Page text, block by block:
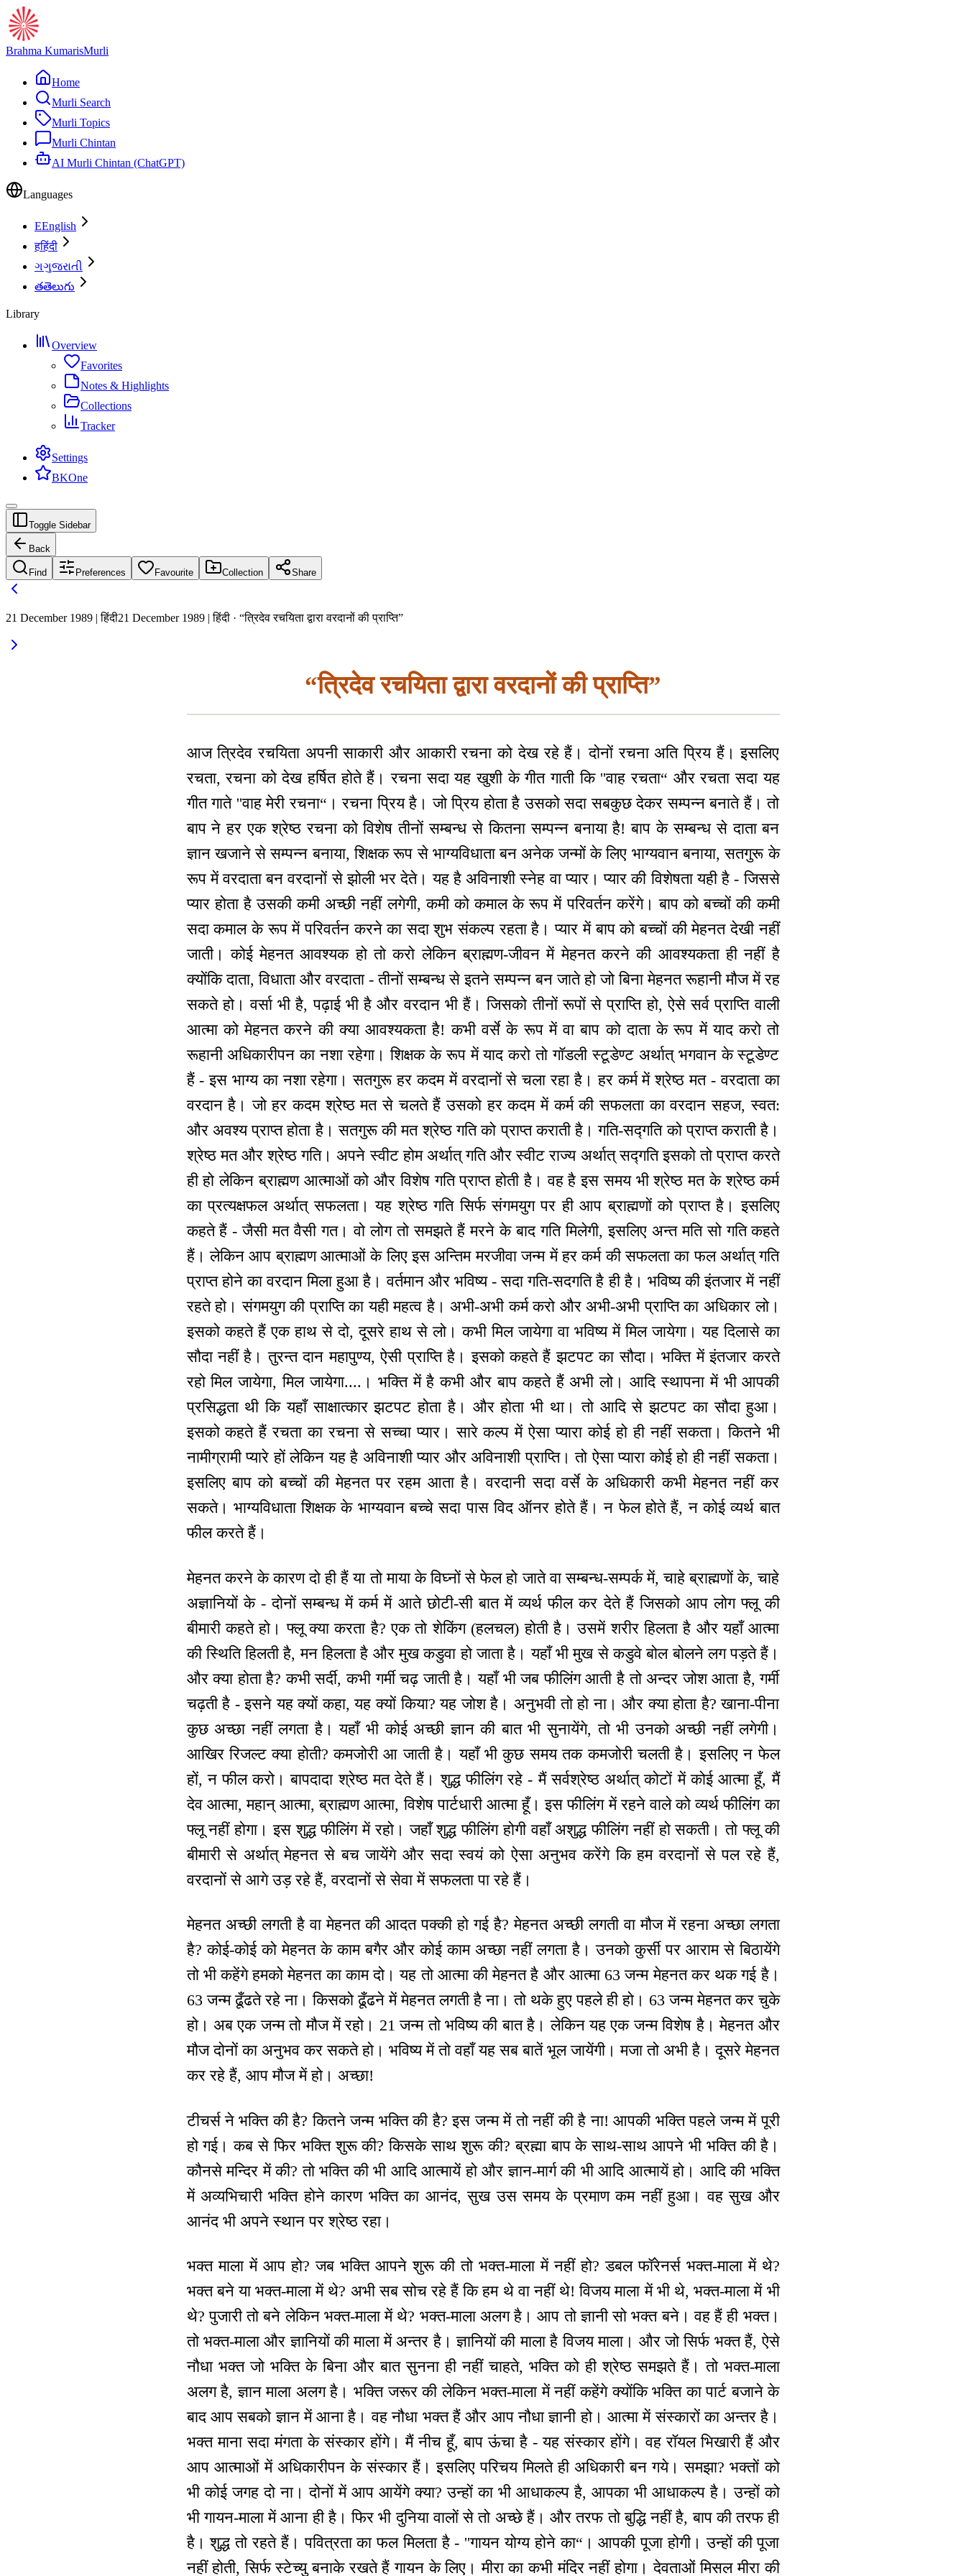
Brahma KumarisMurli
Home
Murli Search
Murli Topics
Murli Chintan
AI Murli Chintan (ChatGPT)
Languages
EEnglish
हहिंदी
ગગુજરાતી
తతెలుగు
Library
Overview
Favorites
Notes & Highlights
Collections
Tracker
Settings
BKOne
Toggle Sidebar
Back
Find Preferences Favourite Collection Share
21 December 1989 | हिंदी21 December 1989 | हिंदी · “त्रिदेव रचयिता द्वारा वरदानों की प्राप्ति”
“त्रिदेव रचयिता द्वारा वरदानों की प्राप्ति”
आज त्रिदेव रचयिता अपनी साकारी और आकारी रचना को देख रहे हैं। दोनों रचना अति प्रिय हैं। इसलिए
रचता, रचना को देख हर्षित होते हैं। रचना सदा यह खुशी के गीत गाती कि ''वाह रचता“ और रचता सदा यह
गीत गाते ''वाह मेरी रचना“। रचना प्रिय है। जो प्रिय होता है उसको सदा सबकुछ देकर सम्पन्न बनाते हैं। तो
बाप ने हर एक श्रेष्ठ रचना को विशेष तीनों सम्बन्ध से कितना सम्पन्न बनाया है! बाप के सम्बन्ध से दाता बन
ज्ञान खजाने से सम्पन्न बनाया, शिक्षक रूप से भाग्यविधाता बन अनेक जन्मों के लिए भाग्यवान बनाया, सतगुरू के
रूप में वरदाता बन वरदानों से झोली भर देते। यह है अविनाशी स्नेह वा प्यार। प्यार की विशेषता यही है - जिससे
प्यार होता है उसकी कमी अच्छी नहीं लगेगी, कमी को कमाल के रूप में परिवर्तन करेंगे। बाप को बच्चों की कमी
सदा कमाल के रूप में परिवर्तन करने का सदा शुभ संकल्प रहता है। प्यार में बाप को बच्चों की मेहनत देखी नहीं
जाती। कोई मेहनत आवश्यक हो तो करो लेकिन ब्राह्मण-जीवन में मेहनत करने की आवश्यकता ही नहीं है
क्योंकि दाता, विधाता और वरदाता - तीनों सम्बन्ध से इतने सम्पन्न बन जाते हो जो बिना मेहनत रूहानी मौज में रह
सकते हो। वर्सा भी है, पढ़ाई भी है और वरदान भी हैं। जिसको तीनों रूपों से प्राप्ति हो, ऐसे सर्व प्राप्ति वाली
आत्मा को मेहनत करने की क्या आवश्यकता है! कभी वर्से के रूप में वा बाप को दाता के रूप में याद करो तो
रूहानी अधिकारीपन का नशा रहेगा। शिक्षक के रूप में याद करो तो गॉडली स्टूडेण्ट अर्थात् भगवान के स्टूडेण्ट
हैं - इस भाग्य का नशा रहेगा। सतगुरू हर कदम में वरदानों से चला रहा है। हर कर्म में श्रेष्ठ मत - वरदाता का
वरदान है। जो हर कदम श्रेष्ठ मत से चलते हैं उसको हर कदम में कर्म की सफलता का वरदान सहज, स्वत:
और अवश्य प्राप्त होता है। सतगुरू की मत श्रेष्ठ गति को प्राप्त कराती है। गति-सद्गति को प्राप्त कराती है।
श्रेष्ठ मत और श्रेष्ठ गति। अपने स्वीट होम अर्थात् गति और स्वीट राज्य अर्थात् सद्गति इसको तो प्राप्त करते
ही हो लेकिन ब्राह्मण आत्माओं को और विशेष गति प्राप्त होती है। वह है इस समय भी श्रेष्ठ मत के श्रेष्ठ कर्म
का प्रत्यक्षफल अर्थात् सफलता। यह श्रेष्ठ गति सिर्फ संगमयुग पर ही आप ब्राह्मणों को प्राप्त है। इसलिए
कहते हैं - जैसी मत वैसी गत। वो लोग तो समझते हैं मरने के बाद गति मिलेगी, इसलिए अन्त मति सो गति कहते
हैं। लेकिन आप ब्राह्मण आत्माओं के लिए इस अन्तिम मरजीवा जन्म में हर कर्म की सफलता का फल अर्थात् गति
प्राप्त होने का वरदान मिला हुआ है। वर्तमान और भविष्य - सदा गति-सदगति है ही है। भविष्य की इंतजार में नहीं
रहते हो। संगमयुग की प्राप्ति का यही महत्व है। अभी-अभी कर्म करो और अभी-अभी प्राप्ति का अधिकार लो।
इसको कहते हैं एक हाथ से दो, दूसरे हाथ से लो। कभी मिल जायेगा वा भविष्य में मिल जायेगा। यह दिलासे का
सौदा नहीं है। तुरन्त दान महापुण्य, ऐसी प्राप्ति है। इसको कहते हैं झटपट का सौदा। भक्ति में इंतजार करते
रहो मिल जायेगा, मिल जायेगा....। भक्ति में है कभी और बाप कहते हैं अभी लो। आदि स्थापना में भी आपकी
प्रसिद्धता थी कि यहाँ साक्षात्कार झटपट होता है। और होता भी था। तो आदि से झटपट का सौदा हुआ।
इसको कहते हैं रचता का रचना से सच्चा प्यार। सारे कल्प में ऐसा प्यारा कोई हो ही नहीं सकता। कितने भी
नामीग्रामी प्यारे हों लेकिन यह है अविनाशी प्यार और अविनाशी प्राप्ति। तो ऐसा प्यारा कोई हो ही नहीं सकता।
इसलिए बाप को बच्चों की मेहनत पर रहम आता है। वरदानी सदा वर्से के अधिकारी कभी मेहनत नहीं कर
सकते। भाग्यविधाता शिक्षक के भाग्यवान बच्चे सदा पास विद ऑनर होते हैं। न फेल होते हैं, न कोई व्यर्थ बात
फील करते हैं।
मेहनत करने के कारण दो ही हैं या तो माया के विघ्नों से फेल हो जाते वा सम्बन्ध-सम्पर्क में, चाहे ब्राह्मणों के, चाहे
अज्ञानियों के - दोनों सम्बन्ध में कर्म में आते छोटी-सी बात में व्यर्थ फील कर देते हैं जिसको आप लोग फ्लू की
बीमारी कहते हो। फ्लू क्या करता है? एक तो शेकिंग (हलचल) होती है। उसमें शरीर हिलता है और यहाँ आत्मा
की स्थिति हिलती है, मन हिलता है और मुख कडुवा हो जाता है। यहाँ भी मुख से कडुवे बोल बोलने लग पड़ते हैं।
और क्या होता है? कभी सर्दी, कभी गर्मी चढ़ जाती है। यहाँ भी जब फीलिंग आती है तो अन्दर जोश आता है, गर्मी
चढ़ती है - इसने यह क्यों कहा, यह क्यों किया? यह जोश है। अनुभवी तो हो ना। और क्या होता है? खाना-पीना
कुछ अच्छा नहीं लगता है। यहाँ भी कोई अच्छी ज्ञान की बात भी सुनायेंगे, तो भी उनको अच्छी नहीं लगेगी।
आखिर रिजल्ट क्या होती? कमजोरी आ जाती है। यहाँ भी कुछ समय तक कमजोरी चलती है। इसलिए न फेल
हों, न फील करो। बापदादा श्रेष्ठ मत देते हैं। शुद्ध फीलिंग रहे - मैं सर्वश्रेष्ठ अर्थात् कोटों में कोई आत्मा हूँ, मैं
देव आत्मा, महान् आत्मा, ब्राह्मण आत्मा, विशेष पार्टधारी आत्मा हूँ। इस फीलिंग में रहने वाले को व्यर्थ फीलिंग का
फ्लू नहीं होगा। इस शुद्ध फीलिंग में रहो। जहाँ शुद्ध फीलिंग होगी वहाँ अशुद्ध फीलिंग नहीं हो सकती। तो फ्लू की
बीमारी से अर्थात् मेहनत से बच जायेंगे और सदा स्वयं को ऐसा अनुभव करेंगे कि हम वरदानों से पल रहे हैं,
वरदानों से आगे उड़ रहे हैं, वरदानों से सेवा में सफलता पा रहे हैं।
मेहनत अच्छी लगती है वा मेहनत की आदत पक्की हो गई है? मेहनत अच्छी लगती वा मौज में रहना अच्छा लगता
है? कोई-कोई को मेहनत के काम बगैर और कोई काम अच्छा नहीं लगता है। उनको कुर्सी पर आराम से बिठायेंगे
तो भी कहेंगे हमको मेहनत का काम दो। यह तो आत्मा की मेहनत है और आत्मा 63 जन्म मेहनत कर थक गई है।
63 जन्म ढूँढते रहे ना। किसको ढूँढने में मेहनत लगती है ना। तो थके हुए पहले ही हो। 63 जन्म मेहनत कर चुके
हो। अब एक जन्म तो मौज में रहो। 21 जन्म तो भविष्य की बात है। लेकिन यह एक जन्म विशेष है। मेहनत और
मौज दोनों का अनुभव कर सकते हो। भविष्य में तो वहाँ यह सब बातें भूल जायेंगी। मजा तो अभी है। दूसरे मेहनत
कर रहे हैं, आप मौज में हो। अच्छा!
टीचर्स ने भक्ति की है? कितने जन्म भक्ति की है? इस जन्म में तो नहीं की है ना! आपकी भक्ति पहले जन्म में पूरी
हो गई। कब से फिर भक्ति शुरू की? किसके साथ शुरू की? ब्रह्मा बाप के साथ-साथ आपने भी भक्ति की है।
कौनसे मन्दिर में की? तो भक्ति की भी आदि आत्मायें हो और ज्ञान-मार्ग की भी आदि आत्मायें हो। आदि की भक्ति
में अव्यभिचारी भक्ति होने कारण भक्ति का आनंद, सुख उस समय के प्रमाण कम नहीं हुआ। वह सुख और
आनंद भी अपने स्थान पर श्रेष्ठ रहा।
भक्त माला में आप हो? जब भक्ति आपने शुरू की तो भक्त-माला में नहीं हो? डबल फॉरेनर्स भक्त-माला में थे?
भक्त बने या भक्त-माला में थे? अभी सब सोच रहे हैं कि हम थे वा नहीं थे! विजय माला में भी थे, भक्त-माला में भी
थे? पुजारी तो बने लेकिन भक्त-माला में थे? भक्त-माला अलग है। आप तो ज्ञानी सो भक्त बने। वह हैं ही भक्त।
तो भक्त-माला और ज्ञानियों की माला में अन्तर है। ज्ञानियों की माला है विजय माला। और जो सिर्फ भक्त हैं, ऐसे
नौधा भक्त जो भक्ति के बिना और बात सुनना ही नहीं चाहते, भक्ति को ही श्रेष्ठ समझते हैं। तो भक्त-माला
अलग है, ज्ञान माला अलग है। भक्ति जरूर की लेकिन भक्त-माला में नहीं कहेंगे क्योंकि भक्ति का पार्ट बजाने के
बाद आप सबको ज्ञान में आना है। वह नौधा भक्त हैं और आप नौधा ज्ञानी हो। आत्मा में संस्कारों का अन्तर है।
भक्त माना सदा मंगता के संस्कार होंगे। मैं नीच हूँ, बाप ऊंचा है - यह संस्कार होंगे। वह रॉयल भिखारी हैं और
आप आत्माओं में अधिकारीपन के संस्कार हैं। इसलिए परिचय मिलते ही अधिकारी बन गये। समझा? भक्तों को
भी कोई जगह दो ना। दोनों में आप आयेंगे क्या? उन्हों का भी आधाकल्प है, आपका भी आधाकल्प है। उन्हों को
भी गायन-माला में आना ही है। फिर भी दुनिया वालों से तो अच्छे हैं। और तरफ तो बुद्धि नहीं है, बाप की तरफ ही
है। शुद्ध तो रहते हैं। पवित्रता का फल मिलता है - ''गायन योग्य होने का“। आपकी पूजा होगी। उन्हों की पूजा
नहीं होती, सिर्फ स्टेच्यु बनाके रखते हैं गायन के लिए। मीरा का कभी मंदिर नहीं होगा। देवताओं मिसल मीरा की